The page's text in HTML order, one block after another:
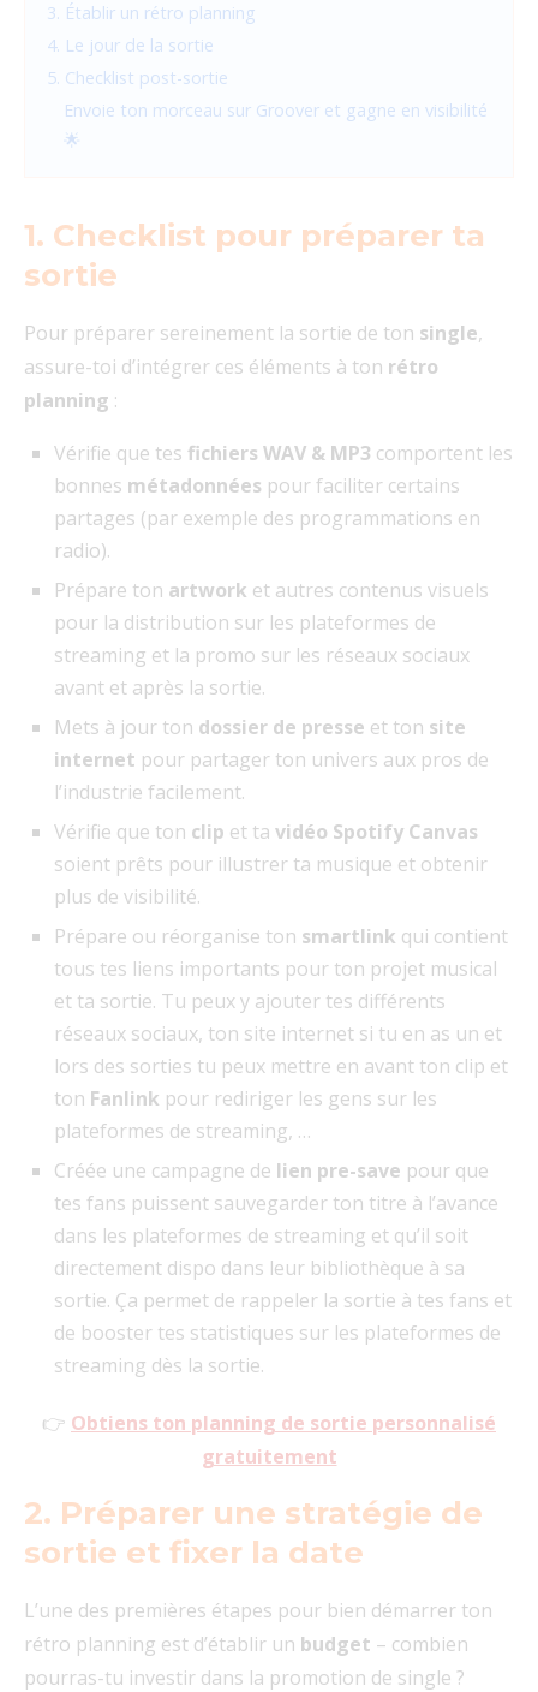
3. Établir un rétro planning
4. Le jour de la sortie
5. Checklist post-sortie
Envoie ton morceau sur Groover et gagne en visibilité
🌟
1. Checklist pour préparer ta
sortie
Pour préparer sereinement la sortie de ton single,
assure-toi d’intégrer ces éléments à ton rétro
planning :
Vérifie que tes fichiers WAV & MP3 comportent les
bonnes métadonnées pour faciliter certains
partages (par exemple des programmations en
radio).
Prépare ton artwork et autres contenus visuels
pour la distribution sur les plateformes de
streaming et la promo sur les réseaux sociaux
avant et après la sortie.
Mets à jour ton dossier de presse et ton site
internet pour partager ton univers aux pros de
l’industrie facilement.
Vérifie que ton clip et ta vidéo Spotify Canvas
soient prêts pour illustrer ta musique et obtenir
plus de visibilité.
Prépare ou réorganise ton smartlink qui contient
tous tes liens importants pour ton projet musical
et ta sortie. Tu peux y ajouter tes différents
réseaux sociaux, ton site internet si tu en as un et
lors des sorties tu peux mettre en avant ton clip et
ton Fanlink pour rediriger les gens sur les
plateformes de streaming, …
Créée une campagne de lien pre-save pour que
tes fans puissent sauvegarder ton titre à l’avance
dans les plateformes de streaming et qu’il soit
directement dispo dans leur bibliothèque à sa
sortie. Ça permet de rappeler la sortie à tes fans et
de booster tes statistiques sur les plateformes de
streaming dès la sortie.
👉 Obtiens ton planning de sortie personnalisé
gratuitement
2. Préparer une stratégie de
sortie et fixer la date
L’une des premières étapes pour bien démarrer ton
rétro planning est d’établir un budget – combien
pourras-tu investir dans la promotion de single ?